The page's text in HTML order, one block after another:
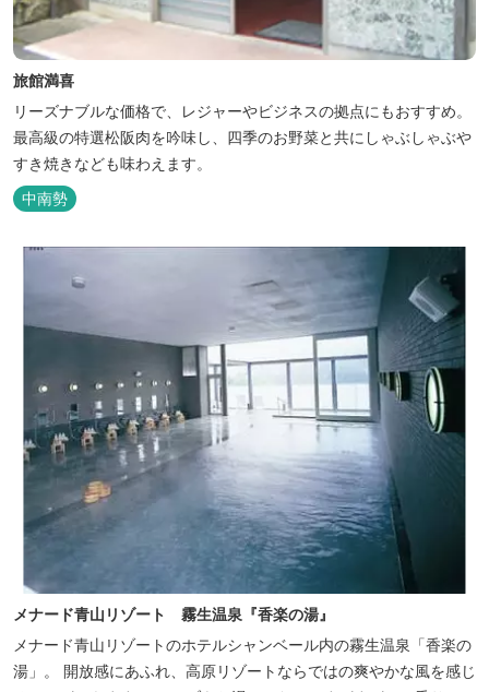
旅館満喜
リーズナブルな価格で、レジャーやビジネスの拠点にもおすすめ。
最高級の特選松阪肉を吟味し、四季のお野菜と共にしゃぶしゃぶや
すき焼きなども味わえます。
中南勢
メナード青山リゾート 霧生温泉『香楽の湯』
メナード青山リゾートのホテルシャンベール内の霧生温泉「香楽の
湯」。 開放感にあふれ、高原リゾートならではの爽やかな風を感じ